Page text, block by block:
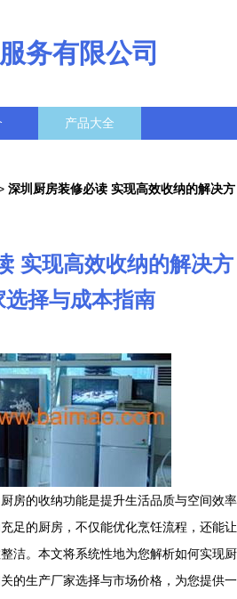
务有限公司
产品大全
深圳厨房装修必读 实现高效收纳的解决方
实现高效收纳的解决方
选择与成本指南
房的收纳功能是提升生活品质与空间效率
足的厨房，不仅能优化烹饪流程，还能让
洁。本文将系统性地为您解析如何实现厨
的生产厂家选择与市场价格，为您提供一